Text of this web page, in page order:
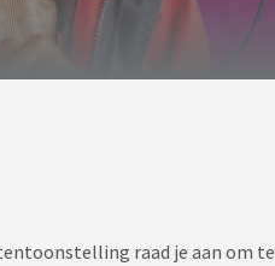
raad je aan om te